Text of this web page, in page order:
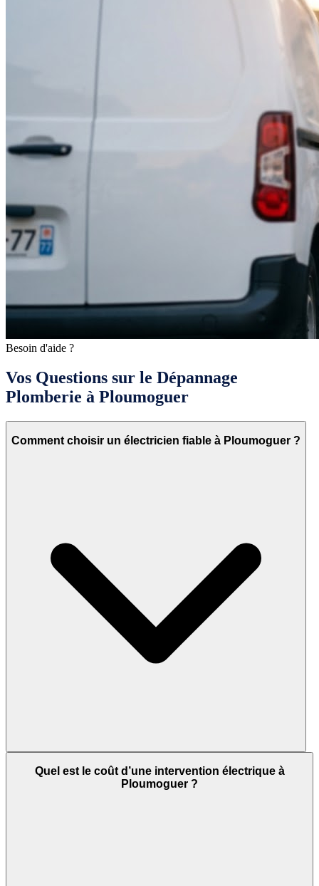
Besoin d'aide ?
Vos Questions sur le Dépannage
Plomberie à Ploumoguer
Comment choisir un électricien fiable à Ploumoguer ?
Quel est le coût d’une intervention électrique à
Ploumoguer ?